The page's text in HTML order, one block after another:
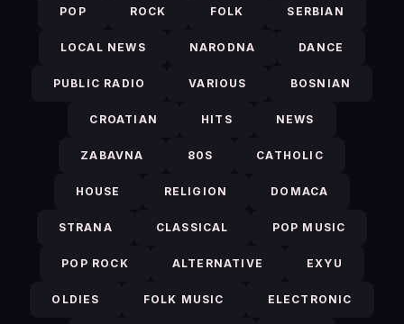
POP ROCK FOLK SERBIAN
LOCAL NEWS NARODNA DANCE
PUBLIC RADIO VARIOUS BOSNIAN
CROATIAN HITS NEWS
ZABAVNA 80S CATHOLIC
HOUSE RELIGION DOMACA
STRANA CLASSICAL POP MUSIC
POP ROCK ALTERNATIVE EXYU
OLDIES FOLK MUSIC ELECTRONIC